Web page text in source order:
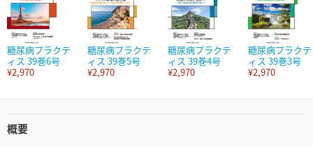
糖尿病プラクテ
ィス 39巻6号
¥2,970
糖尿病プラクテ
ィス 39巻5号
¥2,970
糖尿病プラクテ
ィス 39巻4号
¥2,970
糖尿病プラクテ
ィス 39巻3号
¥2,970
概要